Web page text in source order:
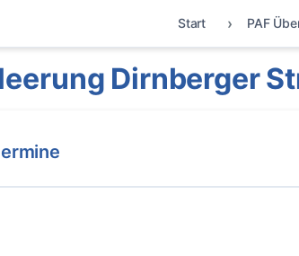
Start PAF
Dirnberger